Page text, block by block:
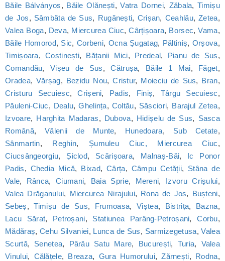
Băile Bálványos, Băile Olănești,Vatra Dornei, Zăbala,Timișu
de Jos, Sâmbăta de Sus, Rugănești, Crișan, Ceahlău,Zetea,
Valea Boga, Deva, Miercurea Ciuc,Cârțișoara, Borsec,Vama,
Băile Homorod, Sic, Corbeni, Ocna Șugatag, Păltiniș, Orșova,
Timișoara,Costinești, Bățanii Mici, Predeal, Pianu de Sus,
Comandău,Vișeu de Sus,Cătrușa, Băile 1 Mai, Făget,
Oradea, Vărșag, Bezidu Nou,Cristur, Moieciu de Sus, Bran,
Cristuru Secuiesc,Crișeni, Padis, Finiș, Târgu Secuiesc,
Păuleni-Ciuc, Dealu,Ghelința, Coltău, Săsciori, Barajul Zetea,
Izvoare, Harghita Madaras, Dubova, Hidișelu de Sus, Sasca
Română,Vălenii de Munte, Hunedoara, Sub Cetate,
Sânmartin, Reghin, Șumuleu Ciuc, Miercurea Ciuc,
Ciucsângeorgiu, Șiclod, Scărișoara, Malnaș-Băi, Ic Ponor
Padis, Chedia Mică, Bixad,Cârța, Câmpu Cetății, Stâna de
Vale, Rânca,Ciumani, Baia Sprie, Mereni, Izvoru Crișului,
Valea Drăganului, Miercurea Nirajului, Rona de Jos, Bușteni,
Sebeș,Timișu de Sus, Frumoasa,Viștea, Bistrița, Bazna,
Lacu Sărat, Petroșani, Statiunea Parâng-Petroșani,Corbu,
Mădăraș,Cehu Silvaniei, Lunca de Sus, Sarmizegetusa,Valea
Scurtă, Senetea, Pârâu Satu Mare, București, Turia, Valea
Vinului, Călățele, Breaza, Gura Humorului,Zărnești, Rodna,